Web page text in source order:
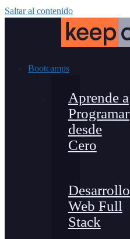
Saltar al contenido
Bootcamps
Aprende a
Programar
desde
Cero
Desarrollo
Web Full
Stack